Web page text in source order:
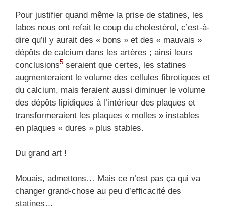
Pour justifier quand même la prise de statines, les
labos nous ont refait le coup du cholestérol, c’est-à-
dire qu’il y aurait des « bons » et des « mauvais »
dépôts de calcium dans les artères ; ainsi leurs
conclusions5 seraient que certes, les statines
augmenteraient le volume des cellules fibrotiques et
du calcium, mais feraient aussi diminuer le volume
des dépôts lipidiques à l’intérieur des plaques et
transformeraient les plaques « molles » instables
en plaques « dures » plus stables.
Du grand art !
Mouais, admettons… Mais ce n’est pas ça qui va
changer grand-chose au peu d’efficacité des
statines…